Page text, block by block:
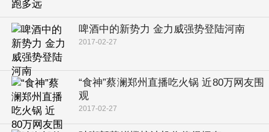
啤酒中的新势力 金力威强势登陆河南
2017-02-27
“食神”蔡澜郑州直播吃火锅 近80万网友围
观
2017-02-27